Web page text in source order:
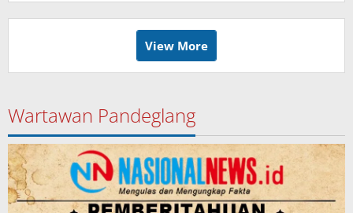
View More
Wartawan Pandeglang